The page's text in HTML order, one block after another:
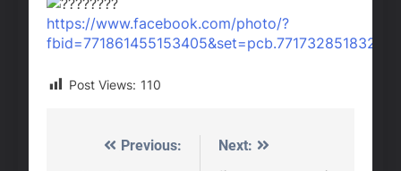
https://www.facebook.com/photo/?
Post Views: 110
Post
Previous:
Next: